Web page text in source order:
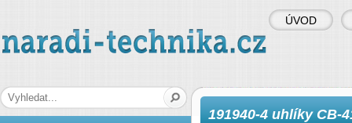
naradi-technika.cz
191940-4 uhlíky CB-
ÚVOD
Hledaná fráze